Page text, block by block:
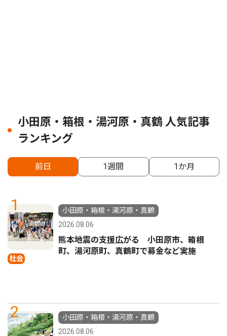
小田原・箱根・湯河原・真鶴 人気記事
ランキング
前日 1週間 1か月
1
社会
小田原・箱根・湯河原・真鶴
2026.08.06
熊本地震の支援広がる 小田原市、箱根
町、湯河原町、真鶴町で募金など実施
2
小田原・箱根・湯河原・真鶴
2026.08.06